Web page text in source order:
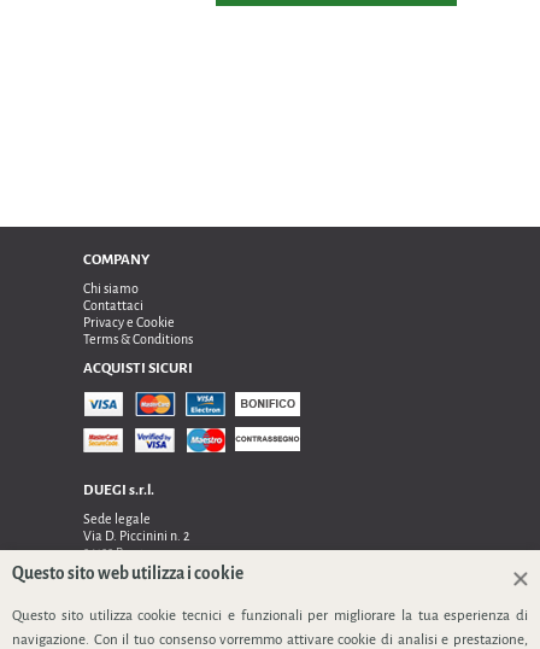
COMPANY
Chi siamo
Contattaci
Privacy e Cookie
Terms & Conditions
ACQUISTI SICURI
DUEGI s.r.l.
Sede legale
Via D. Piccinini n. 2
24122 Bergamo
Sede operativa e amministrativa:
24048 Treviolo (Bg)
TEL 0354128024, FAX 0354129132
Questo sito web utilizza i cookie
Questo sito utilizza cookie tecnici e funzionali per migliorare la tua esperienza di
navigazione. Con il tuo consenso vorremmo attivare cookie di analisi e prestazione,